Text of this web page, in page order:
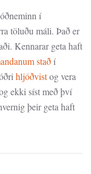
í
töluðu máli. Það er
Kennarar geta haft
stað í
hljóðvistog vera
ekki síst með því
þeir geta haft